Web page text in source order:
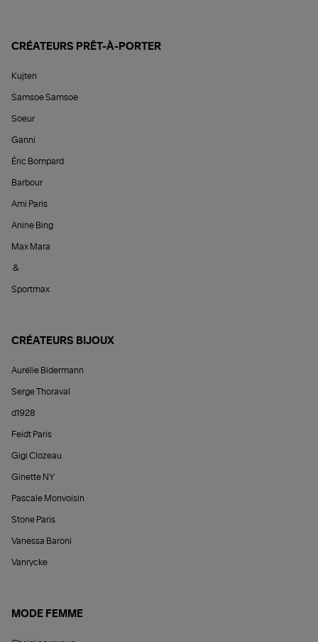
CRÉATEURS PRÊT-À-PORTER
Kujten
Samsoe Samsoe
Soeur
Ganni
Éric Bompard
Barbour
Ami Paris
Anine Bing
Max Mara
&
Sportmax
CRÉATEURS BIJOUX
Aurélie Bidermann
Serge Thoraval
d1928
Feidt Paris
Gigi Clozeau
Ginette NY
Pascale Monvoisin
Stone Paris
Vanessa Baroni
Vanrycke
MODE FEMME